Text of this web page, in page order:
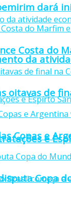
da
e
dará
Costa do
oitavas de
Copas e
Copa